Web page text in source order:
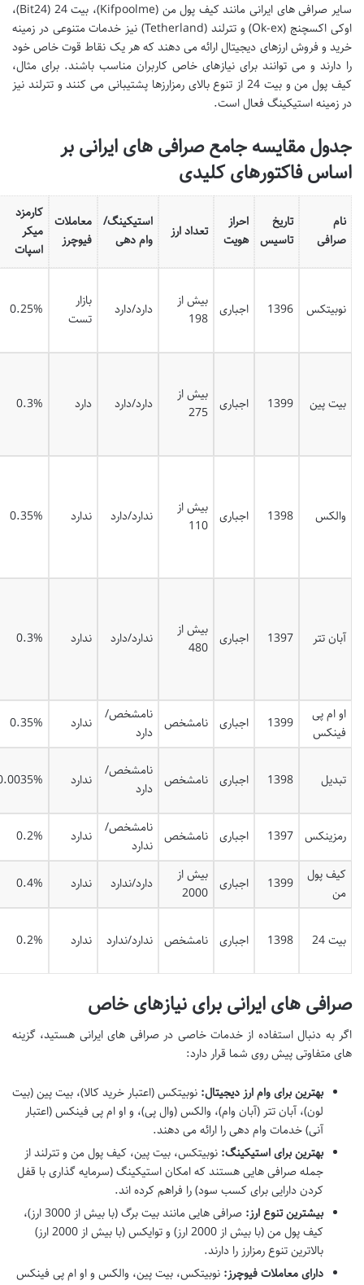
سایر صرافی های ایرانی مانند کیف پول من (Kifpoolme)، بیت 24 (Bit24)،
اوکی اکسچنج (Ok-ex) و تترلند (Tetherland) نیز خدمات متنوعی در زمینه
خرید و فروش ارزهای دیجیتال ارائه می دهند که هر یک نقاط قوت خاص خود
را دارند و می توانند برای نیازهای خاص کاربران مناسب باشند. برای مثال،
کیف پول من و بیت 24 از تنوع بالای رمزارزها پشتیبانی می کنند و تترلند نیز
در زمینه استیکینگ فعال است.
جدول مقایسه جامع صرافی های ایرانی بر
اساس فاکتورهای کلیدی
نام
صرافی
تاریخ
تاسیس
احراز
هویت
تعداد ارز
استیکینگ/
وام دهی
معاملات
فیوچرز
کارمزد
میکر
اسپات
نوبیتکس 1396 اجباری
بیش از
198
دارد/دارد
بازار
تست
0.25%
بیت پین 1399 اجباری
بیش از
275
دارد/دارد دارد 0.3%
والکس 1398 اجباری
بیش از
110
ندارد/دارد ندارد 0.35%
آبان تتر 1397 اجباری
بیش از
480
ندارد/دارد ندارد 0.3%
او ام پی
فینکس
1399 اجباری نامشخص
نامشخص/
دارد
ندارد 0.35%
تبدیل 1398 اجباری نامشخص
نامشخص/
دارد
ندارد
رمزینکس 1397 اجباری نامشخص
نامشخص/
ندارد
ندارد 0.2%
کیف پول
من
1399 اجباری
بیش از
2000
دارد/ندارد ندارد 0.4%
بیت 24 1398 اجباری نامشخص ندارد/ندارد ندارد 0.2%
صرافی های ایرانی برای نیازهای خاص
اگر به دنبال استفاده از خدمات خاصی در صرافی های ایرانی هستید، گزینه
های متفاوتی پیش روی شما قرار دارد:
بهترین برای وام ارز دیجیتال: نوبیتکس (اعتبار خرید کالا)، بیت پین (بیت
لون)، آبان تتر (آبان وام)، والکس (وال پی)، و او ام پی فینکس (اعتبار
آنی) خدمات وام دهی را ارائه می دهند.
بهترین برای استیکینگ: نوبیتکس، بیت پین، کیف پول من و تترلند از
جمله صرافی هایی هستند که امکان استیکینگ (سرمایه گذاری با قفل
کردن دارایی برای کسب سود) را فراهم کرده اند.
بیشترین تنوع ارز:
صرافی هایی مانند بیت برگ (با بیش از 3000 ارز)،
کیف پول من (با بیش از 2000 ارز) و توایکس (با بیش از 2000 ارز)
بالاترین تنوع رمزارز را دارند.
دارای معاملات فیوچرز: نوبیتکس، بیت پین، والکس و او ام پی فینکس